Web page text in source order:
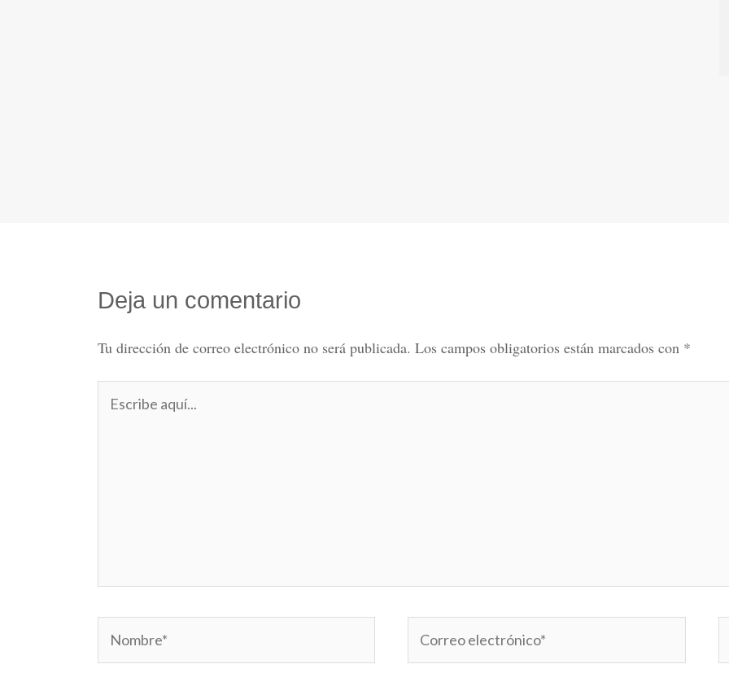
Deja un comentario
Tu dirección de correo electrónico no será publicada. Los campos obligatorios están marcados con *
aquí...
electrónico*